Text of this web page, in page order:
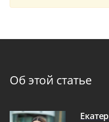
Об этой статье